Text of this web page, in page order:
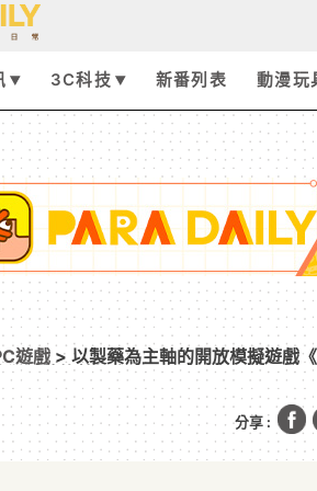
3C科技 新番列表 動漫玩
遊戲 > 以製藥為主軸的開放模擬遊戲
斷製藥的藥師生活
分享 :